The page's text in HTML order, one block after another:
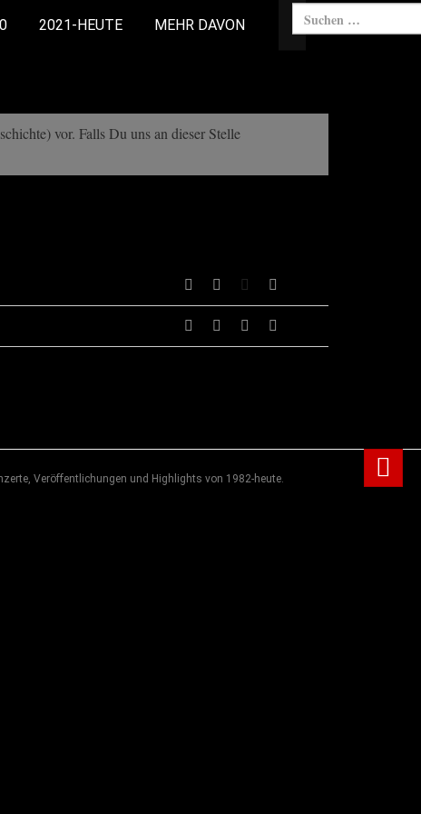
2021-HEUTE MEHR DAVON
vor. Falls Du uns an dieser Stelle
Veröffentlichungen und Highlights von 1982-heute.